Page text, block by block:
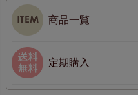
商品一覧
定期購入